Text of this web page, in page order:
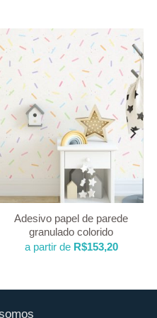
Adesivo papel de parede
granulado colorido
a partir de R$153,20